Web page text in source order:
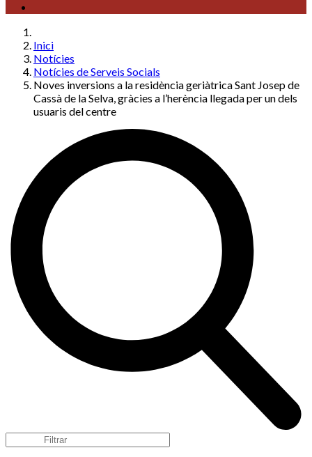
Inici
Notícies
Notícies de Serveis Socials
Noves inversions a la residència geriàtrica Sant Josep de
Cassà de la Selva, gràcies a l’herència llegada per un dels
usuaris del centre